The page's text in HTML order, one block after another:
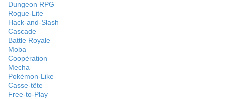
Dungeon RPG
Rogue-Lite
Hack-and-Slash
Cascade
Battle Royale
Moba
Coopération
Mecha
Pokémon-Like
Casse-tête
Free-to-Play